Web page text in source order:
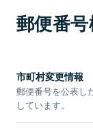
郵便番
市町村変更情報
郵便番号を公表し
しています。